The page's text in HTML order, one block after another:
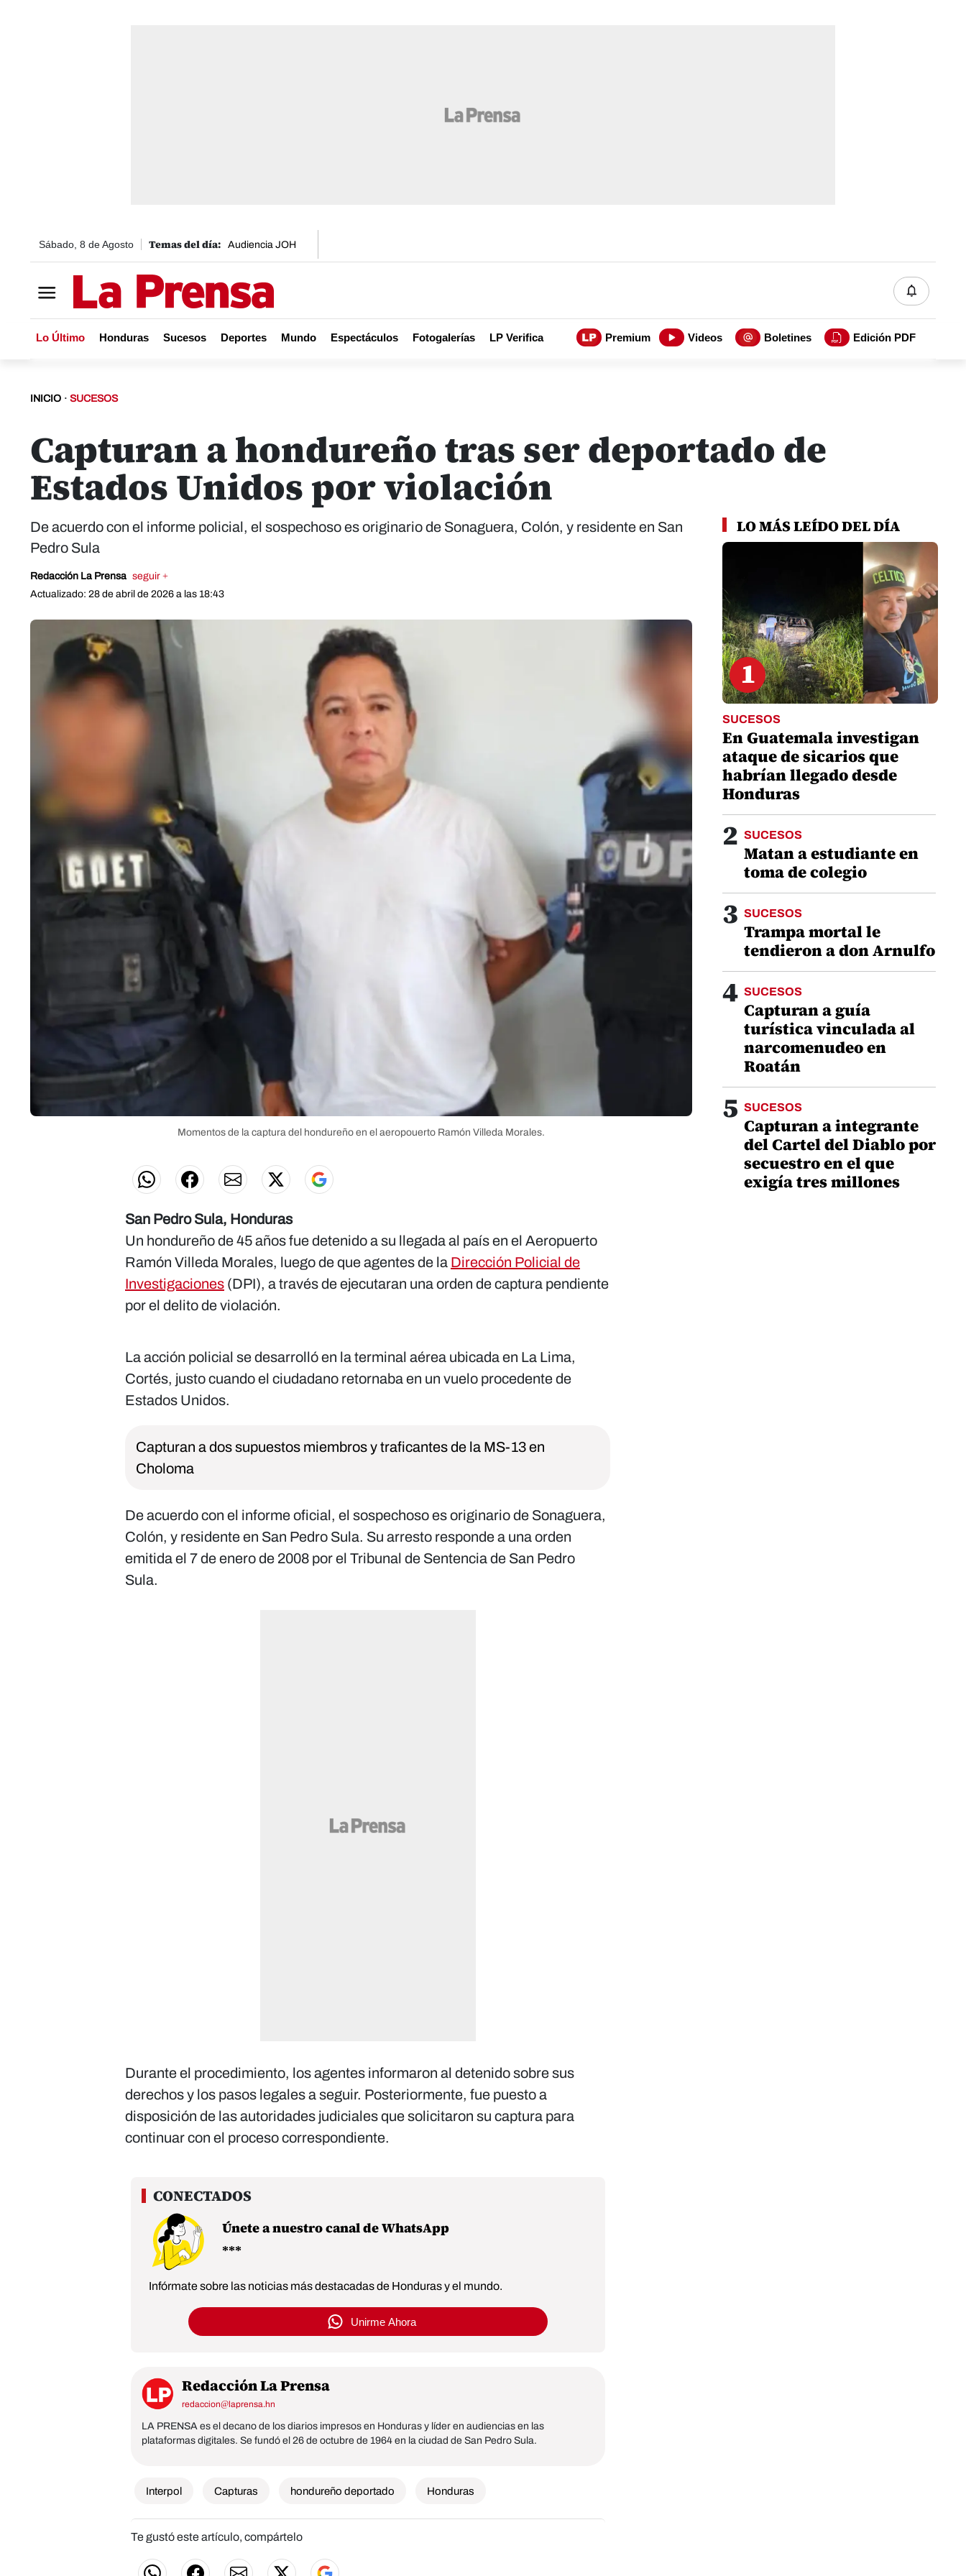
Sábado, 8 de Agosto Audiencia JOH
Lo Último Honduras Sucesos Deportes Mundo Espectáculos Fotogalerías LP Verifica Premium Videos Boletines Edición PDF
INICIO · SUCESOS
Capturan a hondureño tras ser deportado de
Estados Unidos por violación
De acuerdo con el informe policial, el sospechoso es originario de Sonaguera, Colón, y residente en San
Pedro Sula
Redacción La Prensa seguir +
Actualizado: 28 de abril de 2026 a las 18:43
Momentos de la captura del hondureño en el aeropouerto Ramón Villeda Morales.
San Pedro Sula, Honduras
Un hondureño de 45 años fue detenido a su llegada al país en el Aeropuerto
Ramón Villeda Morales, luego de que agentes de la Dirección Policial de
Investigaciones (DPI), a través de ejecutaran una orden de captura pendiente
por el delito de violación.
La acción policial se desarrolló en la terminal aérea ubicada en La Lima,
Cortés, justo cuando el ciudadano retornaba en un vuelo procedente de
Estados Unidos.
Capturan a dos supuestos miembros y traficantes de la MS-13 en
Choloma
De acuerdo con el informe oficial, el sospechoso es originario de Sonaguera,
Colón, y residente en San Pedro Sula. Su arresto responde a una orden
emitida el 7 de enero de 2008 por el Tribunal de Sentencia de San Pedro
Sula.
Durante el procedimiento, los agentes informaron al detenido sobre sus
derechos y los pasos legales a seguir. Posteriormente, fue puesto a
disposición de las autoridades judiciales que solicitaron su captura para
continuar con el proceso correspondiente.
Únete a nuestro canal de WhatsApp
Infórmate sobre las noticias más destacadas de Honduras y el mundo.
Unirme Ahora
Redacción La Prensa
redaccion@laprensa.hn
LA PRENSA es el decano de los diarios impresos en Honduras y líder en audiencias en las
plataformas digitales. Se fundó el 26 de octubre de 1964 en la ciudad de San Pedro Sula.
Interpol Capturas hondureño deportado Honduras
Te gustó este artículo, compártelo
LO MÁS LEÍDO DEL DÍA
1
SUCESOS
En Guatemala investigan
ataque de sicarios que
habrían llegado desde
Honduras
2 SUCESOS
Matan a estudiante en
toma de colegio
3 SUCESOS
Trampa mortal le
tendieron a don Arnulfo
4 SUCESOS
Capturan a guía
turística vinculada al
narcomenudeo en
Roatán
5 SUCESOS
Capturan a integrante
del Cartel del Diablo por
secuestro en el que
exigía tres millones